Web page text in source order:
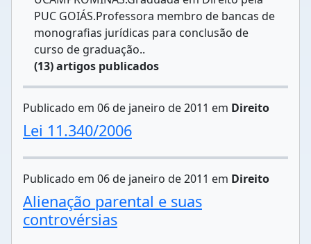
PUC GOIÁS.Professora membro de bancas de
monografias jurídicas para conclusão de
curso de graduação..
(13) artigos publicados
Publicado em 06 de janeiro de 2011 em Direito
Lei 11.340/2006
Publicado em 06 de janeiro de 2011 em Direito
Alienação parental e suas
controvérsias